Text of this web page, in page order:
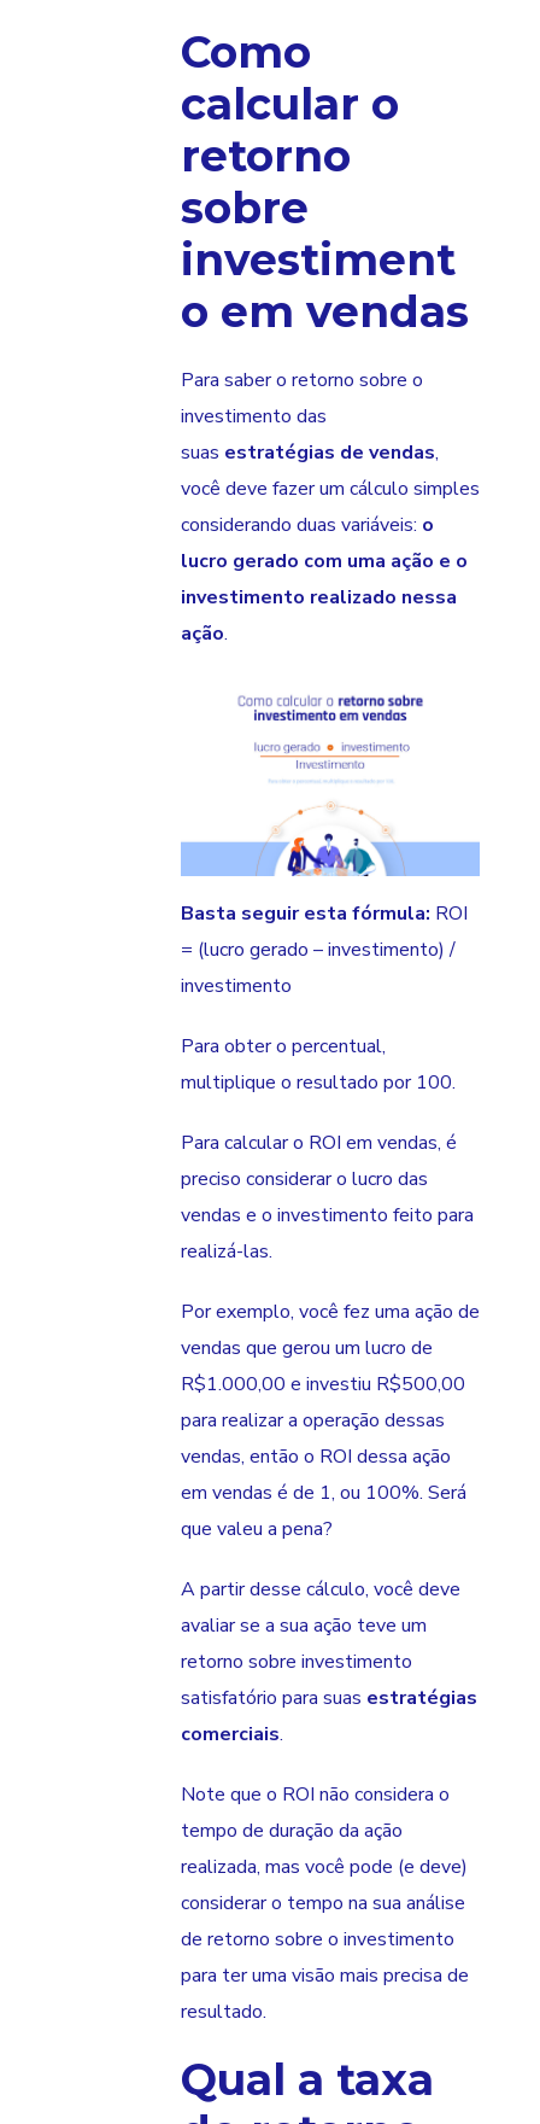
Como
calcular o
retorno
sobre
investiment
o em vendas
Para saber o retorno sobre o
investimento das
suas estratégias de vendas,
você deve fazer um cálculo simples
considerando duas variáveis: o
lucro gerado com uma ação e o
investimento realizado nessa
ação.
Basta seguir esta fórmula: ROI
= (lucro gerado – investimento) /
investimento
Para obter o percentual,
multiplique o resultado por 100.
Para calcular o ROI em vendas, é
preciso considerar o lucro das
vendas e o investimento feito para
realizá-las.
Por exemplo, você fez uma ação de
vendas que gerou um lucro de
R$1.000,00 e investiu R$500,00
para realizar a operação dessas
vendas, então o ROI dessa ação
em vendas é de 1, ou 100%. Será
que valeu a pena?
A partir desse cálculo, você deve
avaliar se a sua ação teve um
retorno sobre investimento
satisfatório para suas estratégias
comerciais.
Note que o ROI não considera o
tempo de duração da ação
realizada, mas você pode (e deve)
considerar o tempo na sua análise
de retorno sobre o investimento
para ter uma visão mais precisa de
resultado.
Qual a taxa